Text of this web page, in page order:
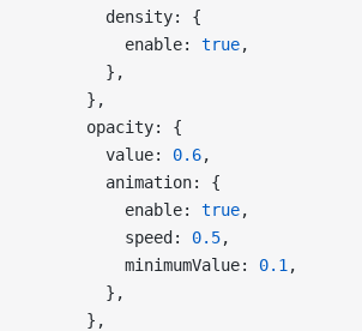
        density: {
          enable:
true,
        },
      },
      opacity: {
        value:
0.6,
        animation: {
          enable:
true,
          speed:
0.5,
          minimumValue:
0.1 ,
        },
      },